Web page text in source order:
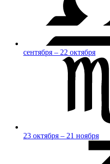
сентября – 22 октября
23 октября – 21 ноября